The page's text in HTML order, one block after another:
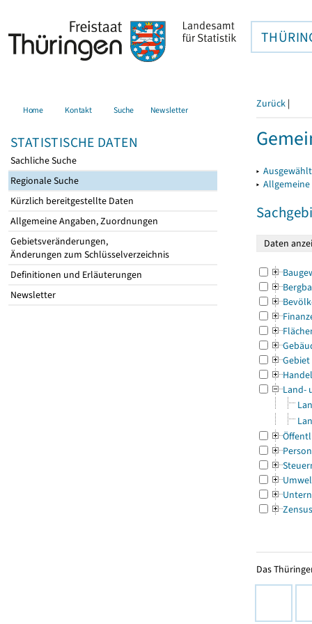
Home Kontakt Suche Newsletter
STATISTISCHE DATEN
Sachliche Suche
Regionale Suche
Kürzlich bereitgestellte Daten
Allgemeine Angaben, Zuordnungen
Gebietsveränderungen,
Änderungen zum Schlüsselverzeichnis
Definitionen und Erläuterungen
Newsletter
Zurück |
▸
▸
Gebiet
Land-
Zensus
Das